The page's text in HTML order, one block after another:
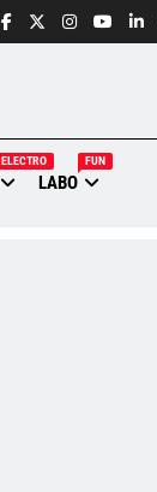
ELECTRO
LABO
FUN